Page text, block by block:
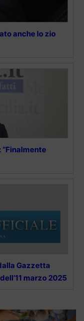
anche lo zio
Gazzetta
marzo 2025